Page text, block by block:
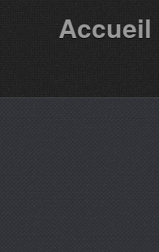
Accueil
Partenaires